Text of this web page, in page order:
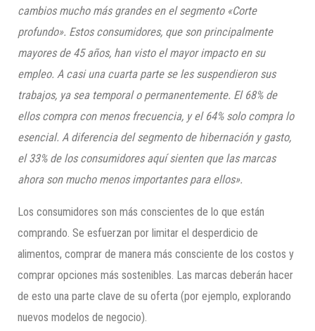
cambios mucho más grandes en el segmento «Corte
profundo». Estos consumidores, que son principalmente
mayores de 45 años, han visto el mayor impacto en su
empleo. A casi una cuarta parte se les suspendieron sus
trabajos, ya sea temporal o permanentemente. El 68% de
ellos compra con menos frecuencia, y el 64% solo compra lo
esencial. A diferencia del segmento de hibernación y gasto,
el 33% de los consumidores aquí sienten que las marcas
ahora son mucho menos importantes para ellos».
Los consumidores son más conscientes de lo que están
comprando. Se esfuerzan por limitar el desperdicio de
alimentos, comprar de manera más consciente de los costos y
comprar opciones más sostenibles. Las marcas deberán hacer
de esto una parte clave de su oferta (por ejemplo, explorando
nuevos modelos de negocio).